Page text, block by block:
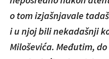
o tom izjašnjavale
i u njoj bili nekadašnji
Miloševića. Međutim,